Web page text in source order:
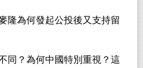
隆為何發起公投後又支持留
同？為何中國特別重視？這